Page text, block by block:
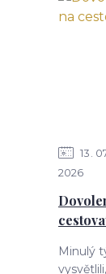
13
2026
Minulý